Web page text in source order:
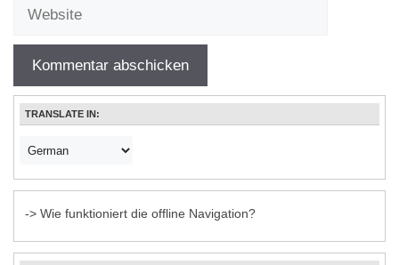
TRANSLATE IN:
-> Wie funktioniert die offline Navigation?